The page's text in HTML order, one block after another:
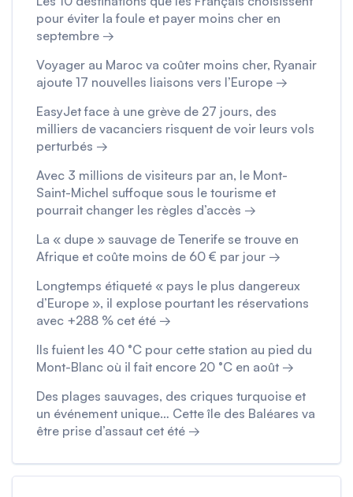
pour éviter la foule et payer moins cher en
septembre →
Voyager au Maroc va coûter moins cher, Ryanair
ajoute 17 nouvelles liaisons vers l’Europe →
EasyJet face à une grève de 27 jours, des
milliers de vacanciers risquent de voir leurs vols
perturbés →
Avec 3 millions de visiteurs par an, le Mont-
Saint-Michel suffoque sous le tourisme et
pourrait changer les règles d’accès →
La « dupe » sauvage de Tenerife se trouve en
Afrique et coûte moins de 60 € par jour →
Longtemps étiqueté « pays le plus dangereux
d’Europe », il explose pourtant les réservations
avec +288 % cet été →
Ils fuient les 40 °C pour cette station au pied du
Mont-Blanc où il fait encore 20 °C en août →
Des plages sauvages, des criques turquoise et
un événement unique… Cette île des Baléares va
être prise d’assaut cet été →